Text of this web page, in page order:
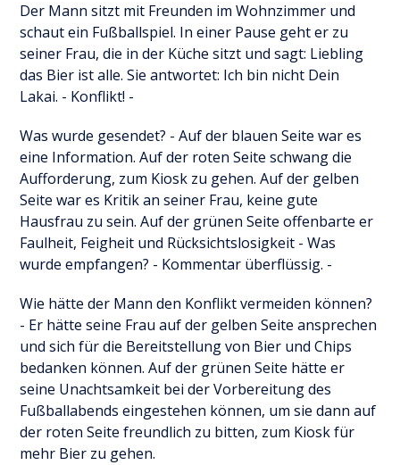
Der Mann sitzt mit Freunden im Wohnzimmer und
schaut ein Fußballspiel. In einer Pause geht er zu
seiner Frau, die in der Küche sitzt und sagt: Liebling
das Bier ist alle. Sie antwortet: Ich bin nicht Dein
Lakai. - Konflikt! -
Was wurde gesendet? - Auf der blauen Seite war es
eine Information. Auf der roten Seite schwang die
Aufforderung, zum Kiosk zu gehen. Auf der gelben
Seite war es Kritik an seiner Frau, keine gute
Hausfrau zu sein. Auf der grünen Seite offenbarte er
Faulheit, Feigheit und Rücksichtslosigkeit - Was
wurde empfangen? - Kommentar überflüssig. -
Wie hätte der Mann den Konflikt vermeiden können?
- Er hätte seine Frau auf der gelben Seite ansprechen
und sich für die Bereitstellung von Bier und Chips
bedanken können. Auf der grünen Seite hätte er
seine Unachtsamkeit bei der Vorbereitung des
Fußballabends eingestehen können, um sie dann auf
der roten Seite freundlich zu bitten, zum Kiosk für
mehr Bier zu gehen.